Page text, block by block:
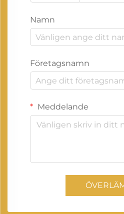
Namn
Företagsnamn
Meddelande